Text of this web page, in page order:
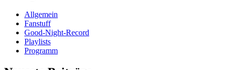
Allgemein
Fanstuff
Good-Night-Record
Playlists
Programm